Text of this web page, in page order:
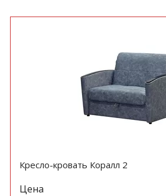
Кресло-кровать Коралл 2
Цена